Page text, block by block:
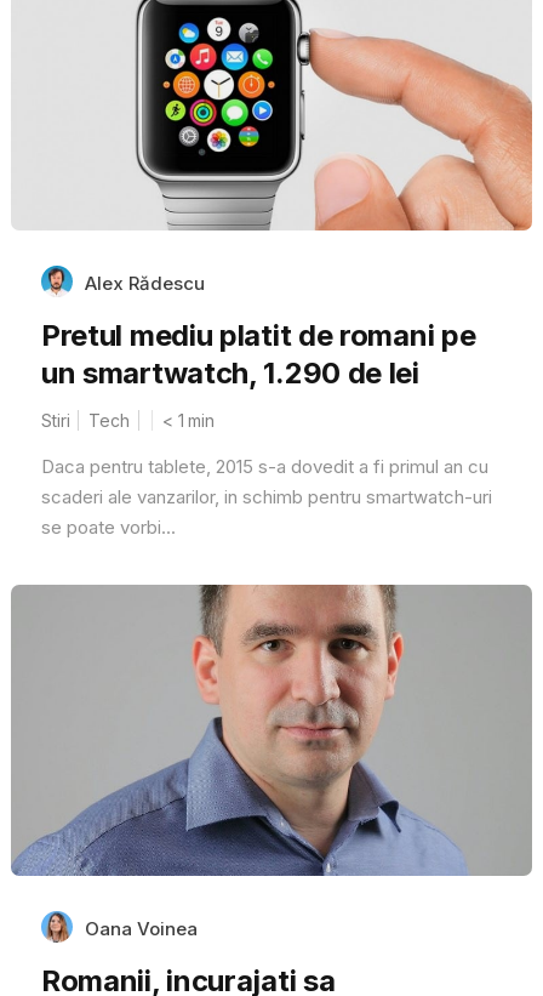
Alex Rădescu
Pretul mediu platit de romani pe
un smartwatch, 1.290 de lei
Stiri Tech < 1 min
Daca pentru tablete, 2015 s-a dovedit a fi primul an cu
scaderi ale vanzarilor, in schimb pentru smartwatch-uri
se poate vorbi...
Oana Voinea
Romanii, incurajati sa